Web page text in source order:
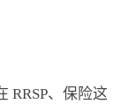
RRSP、保险这